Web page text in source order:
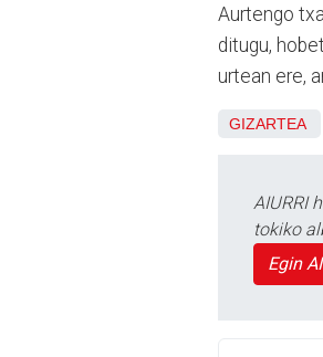
Aurtengo
ditugu,
urtean ere,
GIZARTEA
AIURRI
tokiko
Egin